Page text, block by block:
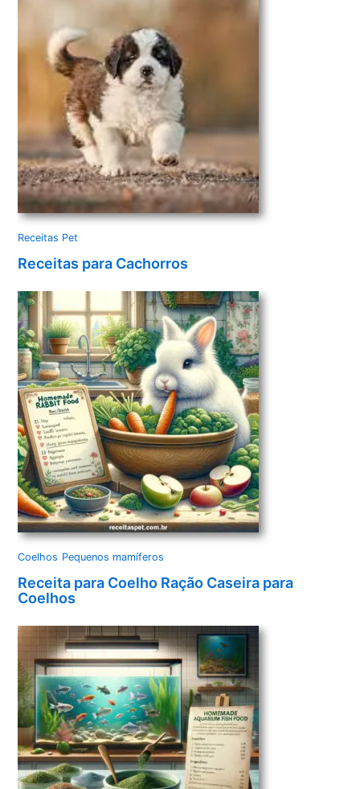
Receitas Pet
Receitas para Cachorros
Coelhos Pequenos mamíferos
Receita para Coelho Ração Caseira para
Coelhos